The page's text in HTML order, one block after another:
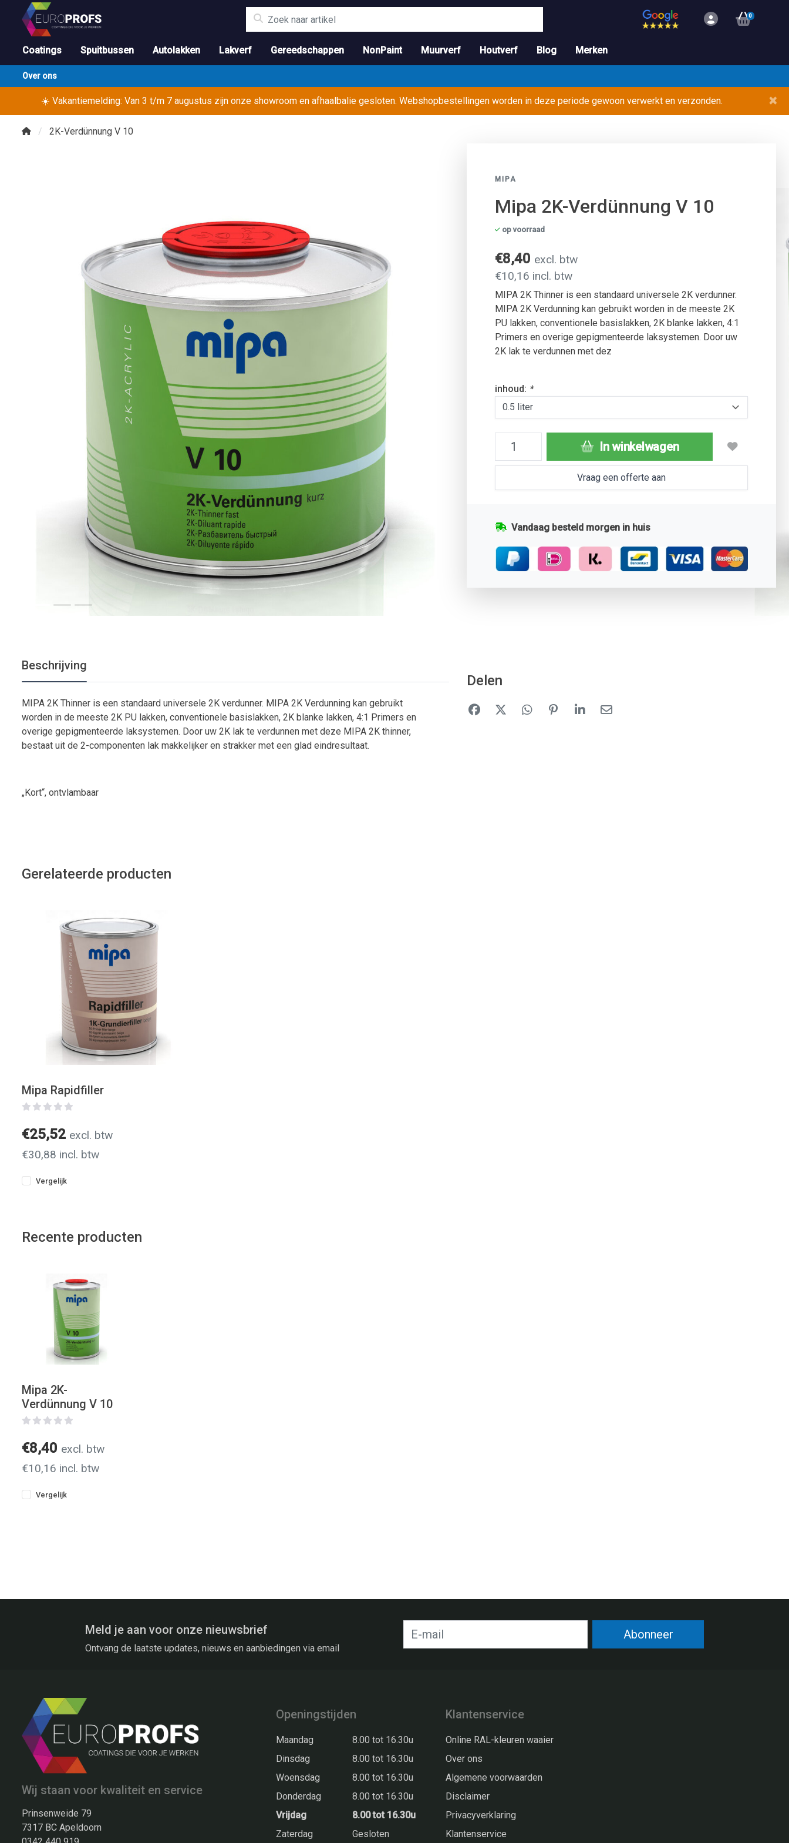
0
Coatings Spuitbussen Autolakken Lakverf Gereedschappen NonPaint Muurverf Houtverf Blog Merken
Over ons
☀️ Vakantiemelding: Van 3 t/m 7 augustus zijn onze showroom en afhaalbalie gesloten. Webshopbestellingen worden in deze periode gewoon verwerkt en verzonden. ×
2K-Verdünnung V 10
MIPA
Mipa 2K-Verdünnung V 10
op voorraad
€8,40 excl. btw
€10,16 incl. btw
MIPA 2K Thinner is een standaard universele 2K verdunner.
MIPA 2K Verdunning kan gebruikt worden in de meeste 2K
PU lakken, conventionele basislakken, 2K blanke lakken, 4:1
Primers en overige gepigmenteerde laksystemen. Door uw
2K lak te verdunnen met dez
inhoud: *
In winkelwagen
Vraag een offerte aan
Vandaag besteld morgen in huis
Beschrijving
MIPA 2K Thinner is een standaard universele 2K verdunner. MIPA 2K Verdunning kan gebruikt
worden in de meeste 2K PU lakken, conventionele basislakken, 2K blanke lakken, 4:1 Primers en
overige gepigmenteerde laksystemen. Door uw 2K lak te verdunnen met deze MIPA 2K thinner,
bestaat uit de 2-componenten lak makkelijker en strakker met een glad eindresultaat.
„Kort“, ontvlambaar
Delen
Gerelateerde producten
Mipa Rapidfiller
€25,52 excl. btw
€30,88 incl. btw
Vergelijk
Recente producten
Mipa 2K-
Verdünnung V 10
€8,40 excl. btw
€10,16 incl. btw
Vergelijk
Meld je aan voor onze nieuwsbrief
Ontvang de laatste updates, nieuws en aanbiedingen via email
Abonneer
Wij staan voor kwaliteit en service
Prinsenweide 79
7317 BC Apeldoorn
Openingstijden
Maandag
8.00 tot 16.30u
Dinsdag
8.00 tot 16.30u
Woensdag
8.00 tot 16.30u
Donderdag
8.00 tot 16.30u
Vrijdag
8.00 tot 16.30u
Zaterdag
Gesloten
Klantenservice
Online RAL-kleuren waaier
Over ons
Algemene voorwaarden
Disclaimer
Privacyverklaring
Klantenservice